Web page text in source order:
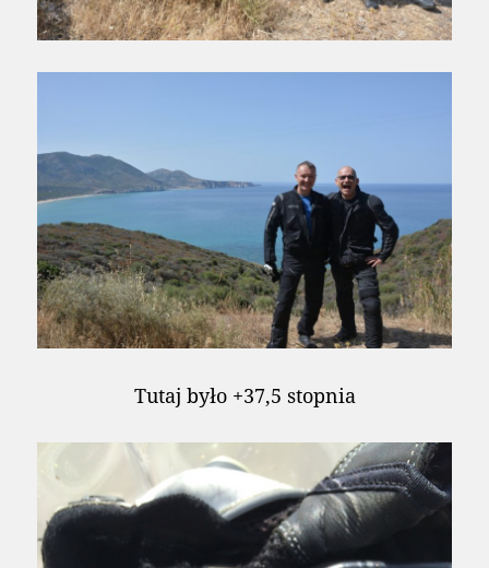
Tutaj było +37,5 stopnia